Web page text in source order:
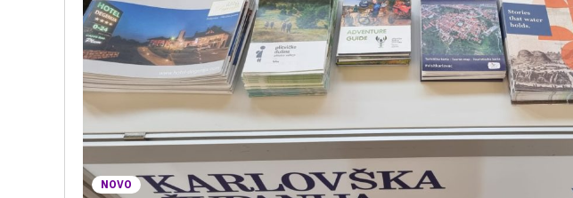
NOVO